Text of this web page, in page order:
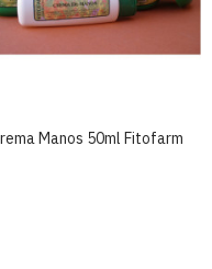
Manos 50ml Fitofarm